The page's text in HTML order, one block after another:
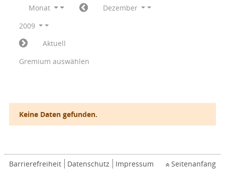
Monat
Dezember
2009
Aktuell
Gremium auswählen
Keine Daten gefunden.
Barrierefreiheit Datenschutz Impressum Seitenanfang